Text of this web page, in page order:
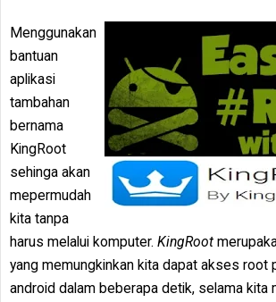
Menggunakan
bantuan
aplikasi
tambahan
bernama
KingRoot
sehinga akan
mepermudah
kita tanpa
harus melalui komputer. KingRoot
yang memungkinkan kita dapat akses root
android dalam beberapa detik, selama kita